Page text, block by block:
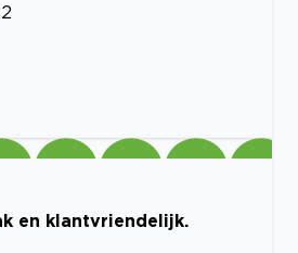
en klantvriendelijk.